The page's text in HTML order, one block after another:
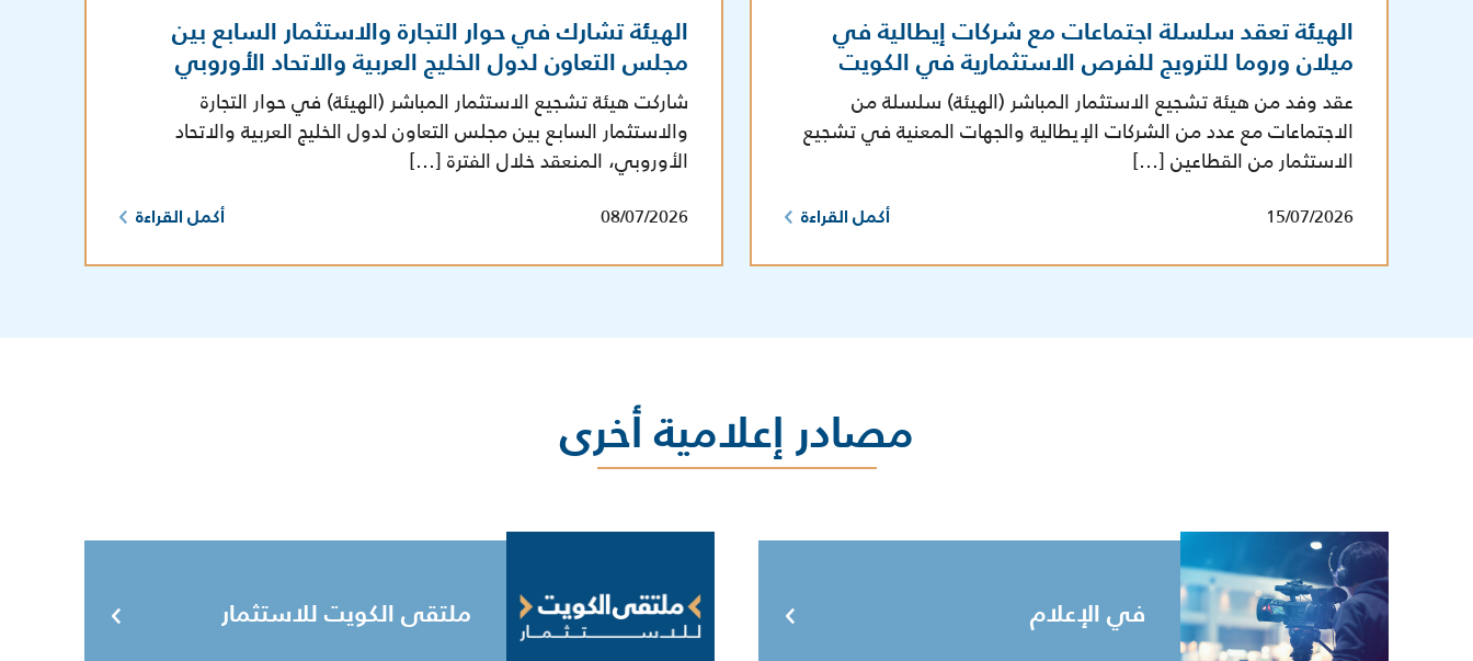
الهيئة تعقد سلسلة اجتماعات مع شركات إيطالية في
ميلان وروما للترويج للفرص الاستثمارية في الكويت
عقد وفد من هيئة تشجيع الاستثمار المباشر (الهيئة) سلسلة من
الاجتماعات مع عدد من الشركات الإيطالية والجهات المعنية في تشجيع
الاستثمار من القطاعين […]
15/07/2026 أكمل القراءة
الهيئة تشارك في حوار التجارة والاستثمار السابع بين
مجلس التعاون لدول الخليج العربية والاتحاد الأوروبي
شاركت هيئة تشجيع الاستثمار المباشر (الهيئة) في حوار التجارة
والاستثمار السابع بين مجلس التعاون لدول الخليج العربية والاتحاد
الأوروبي، المنعقد خلال الفترة […]
08/07/2026 أكمل القراءة
مصادر إعلامية أخرى
في الإعلام ملتقى الكويت للاستثمار